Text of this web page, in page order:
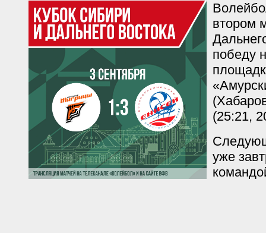
втором
победу
(25:21,
уже